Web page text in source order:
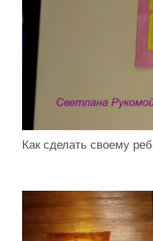
Как сделать своему